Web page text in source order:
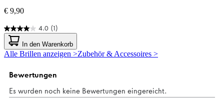
€ 9,90
4.0 (1)
4.0
von
5
Sternen.
Bewertung
In den Warenkorb
Alle Brillen anzeigen >Zubehör & Accessoires >